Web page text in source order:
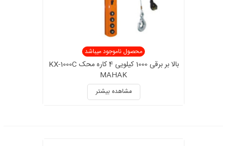
محصول ناموجود میباشد
بالا بر برقی 1000 کیلویی 4 کاره محک KX-1000C
MAHAK
مشاهده بیشتر